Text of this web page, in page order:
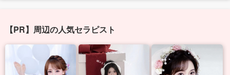
【PR】周辺の人気セラピスト